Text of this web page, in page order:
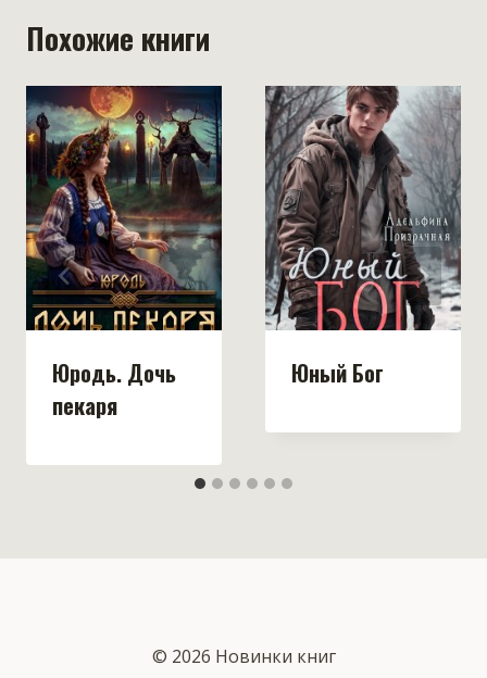
Похожие книги
Юродь. Дочь
пекаря
Юный Бог
© 2026 Новинки книг